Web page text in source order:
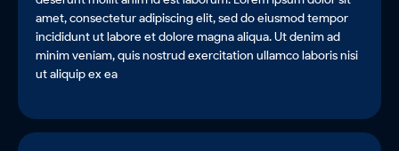
amet, consectetur adipiscing elit, sed do eiusmod tempor
incididunt ut labore et dolore magna aliqua. Ut denim ad
minim veniam, quis nostrud exercitation ullamco laboris nisi
ut aliquip ex ea